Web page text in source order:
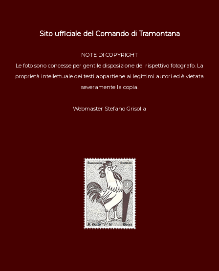
Sito ufficiale del Comando di Tramontana
NOTE DI COPYRIGHT
Le foto sono concesse per gentile disposizione del rispettivo fotografo. La
proprietà intellettuale dei testi appartiene ai legittimi autori ed è vietata
severamente la copia.
Webmaster Stefano Grisolia